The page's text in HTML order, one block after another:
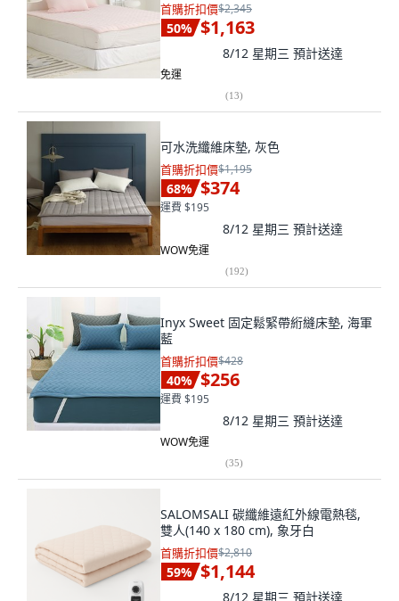
首購折扣價$2,345
50% $1,163
8/12 星期三 預計送達
免運
(13)
可水洗纖維床墊, 灰色
首購折扣價$1,195
68% $374
運費 $195
8/12 星期三 預計送達
WOW免運
(192)
Inyx Sweet 固定鬆緊帶絎縫床墊, 海軍
藍
首購折扣價$428
40% $256
運費 $195
8/12 星期三 預計送達
WOW免運
(35)
SALOMSALI 碳纖維遠紅外線電熱毯,
雙人(140 x 180 cm), 象牙白
首購折扣價$2,810
59% $1,144
8/12 星期三 預計送達